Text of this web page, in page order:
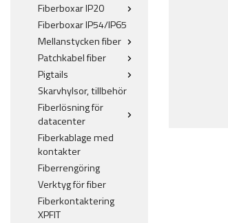
Fiberboxar IP20
Fiberboxar IP54/IP65
Mellanstycken fiber
Patchkabel fiber
Pigtails
Skarvhylsor, tillbehör
Fiberlösning för
datacenter
Fiberkablage med
kontakter
Fiberrengöring
Verktyg för fiber
Fiberkontaktering
XPFIT